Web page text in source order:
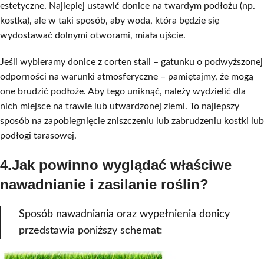
estetyczne. Najlepiej ustawić donice na twardym podłożu (np.
kostka), ale w taki sposób, aby woda, która będzie się
wydostawać dolnymi otworami, miała ujście.
Jeśli wybieramy donice z corten stali – gatunku o podwyższonej
odporności na warunki atmosferyczne – pamiętajmy, że mogą
one brudzić podłoże. Aby tego uniknąć, należy wydzielić dla
nich miejsce na trawie lub utwardzonej ziemi. To najlepszy
sposób na zapobiegnięcie zniszczeniu lub zabrudzeniu kostki lub
podłogi tarasowej.
4.Jak powinno wyglądać właściwe
nawadnianie i zasilanie roślin?
Sposób nawadniania oraz wypełnienia donicy
przedstawia poniższy schemat: